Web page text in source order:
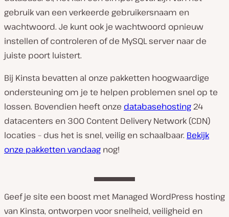
gebruik van een verkeerde gebruikersnaam en
wachtwoord. Je kunt ook je wachtwoord opnieuw
instellen of controleren of de MySQL server naar de
juiste poort luistert.
Bij Kinsta bevatten al onze pakketten hoogwaardige
ondersteuning om je te helpen problemen snel op te
lossen. Bovendien heeft onze databasehosting24
datacenters en 300 Content Delivery Network (CDN)
locaties – dus het is snel, veilig en schaalbaar. Bekijk
onze pakketten vandaag nog!
Geef je site een boost met Managed WordPress hosting
van Kinsta, ontworpen voor snelheid, veiligheid en